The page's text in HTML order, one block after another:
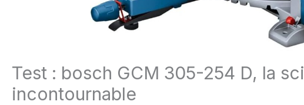
Test : bosch GCM 305-254 D, la
incontournable